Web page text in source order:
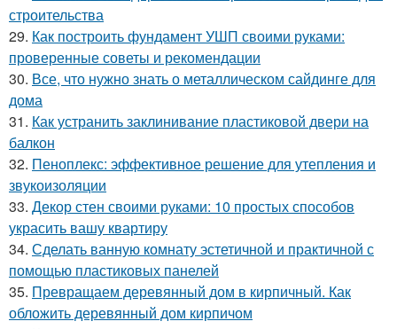
строительства
29. Как построить фундамент УШП своими руками:
проверенные советы и рекомендации
30. Все, что нужно знать о металлическом сайдинге для
дома
31. Как устранить заклинивание пластиковой двери на
балкон
32. Пеноплекс: эффективное решение для утепления и
звукоизоляции
33. Декор стен своими руками: 10 простых способов
украсить вашу квартиру
34. Сделать ванную комнату эстетичной и практичной с
помощью пластиковых панелей
35. Превращаем деревянный дом в кирпичный. Как
обложить деревянный дом кирпичом